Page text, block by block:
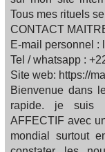
Tous mes rituels
CONTACT
E-mail personnel :
Tel / whatsapp :
Site web: https://
Bienvenue dans
rapide. je suis
AFFECTIF avec
mondial surtout